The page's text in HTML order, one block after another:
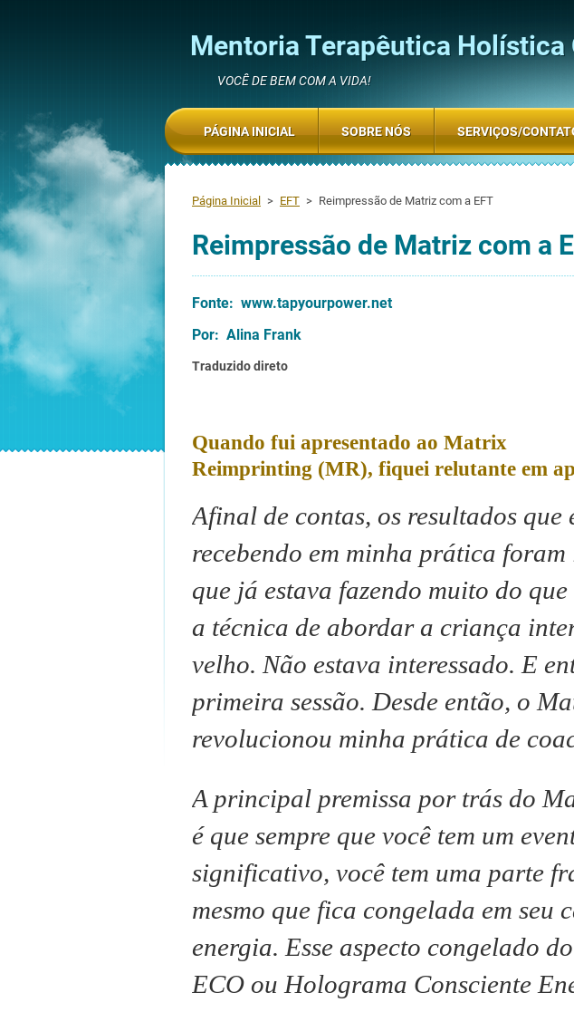
Mentoria Terapêutica Holística
VOCÊ DE BEM COM A VIDA!
Página Inicial > EFT > Reimpressão de Matriz com a EFT
Reimpressão de Matriz com a
Fonte: www.tapyourpower.net
Por: Alina Frank
Traduzido direto
Quando fui apresentado ao Matrix
Reimprinting (MR), fiquei relutante em
Afinal de contas, os resultados que
recebendo em minha prática
que já estava fazendo muito do
a técnica de abordar a criança
velho. Não estava interessado. E
primeira sessão. Desde então, o
revolucionou minha prática de
A principal premissa por trás do
é que sempre que você tem um
significativo, você tem uma parte
mesmo que fica congelada em seu
energia. Esse aspecto congelado
ECO ou Holograma Consciente
PÁGINA INICIAL SOBRE NÓS SERVIÇOS/